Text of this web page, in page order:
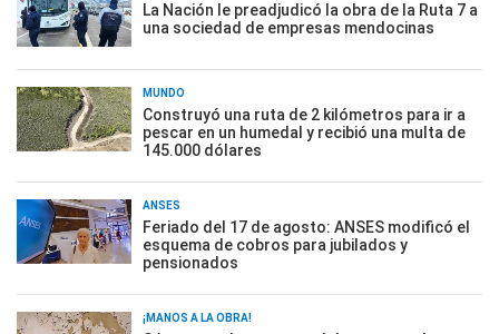
La Nación le preadjudicó la obra de la Ruta 7 a
una sociedad de empresas mendocinas
MUNDO
Construyó una ruta de 2 kilómetros para ir a
pescar en un humedal y recibió una multa de
145.000 dólares
ANSES
Feriado del 17 de agosto: ANSES modificó el
esquema de cobros para jubilados y
pensionados
¡MANOS A LA OBRA!